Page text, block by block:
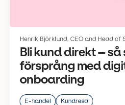
Henrik Björklund, CEO and Head of
Bli kund direkt –
försprång med
onboarding
E-handel Kundresa